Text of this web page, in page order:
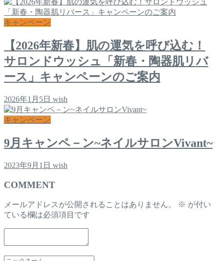
キャンペーン
【2026年新春】肌の運気を呼び込む！
サロンドウッシュ「新春・陶器肌リバ
ース」キャンペーンのご案内
2026年1月5日 wish
キャンペーン
9月キャンペ－ン~ネイルサロンVivant~
2023年9月1日 wish
COMMENT
メールアドレスが公開されることはありません。 ※ が付い
ている欄は必須項目です